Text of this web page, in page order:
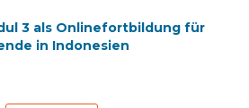
3 als Onlinefortbildung für
in Indonesien